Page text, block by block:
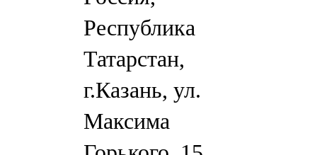
Республика
Татарстан,
г.Казань, ул.
Максима